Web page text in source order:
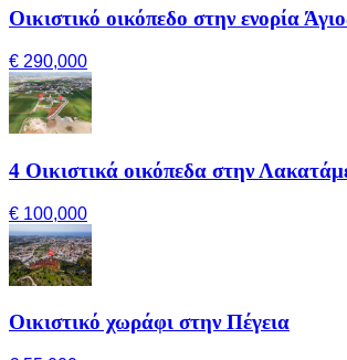
Οικιστικό οικόπεδο στην ενορία
€ 290,000
4 Οικιστικά οικόπεδα στην
€ 100,000
Οικιστικό χωράφι στην Πέγεια